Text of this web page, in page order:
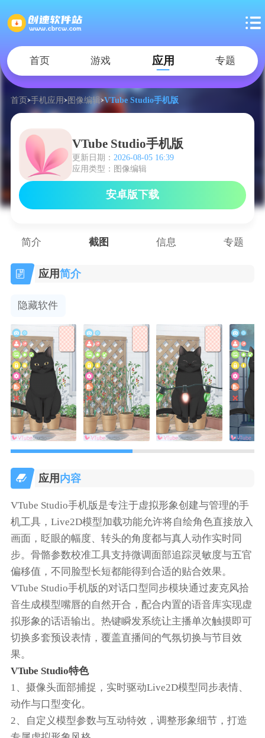
首页 游戏 应用 专题
首页 手机应用 图像编辑 VTube Studio手机版
VTube Studio手机版
更新日期： 2026-08-05 16:39
应用类型：图像编辑
安卓版下载
简介 截图 信息 专题
应用简介
隐藏软件
应用 内容
VTube Studio手机版是专注于虚拟形象创建与管理的手
机工具，Live2D模型加载功能允许将自绘角色直接放入
画面，眨眼的幅度、转头的角度都与真人动作实时同
步。骨骼参数校准工具支持微调面部追踪灵敏度与五官
偏移值，不同脸型长短都能得到合适的贴合效果。
VTube Studio手机版的对话口型同步模块通过麦克风拾
音生成模型嘴唇的自然开合，配合内置的语音库实现虚
拟形象的话语输出。热键瞬发系统让主播单次触摸即可
切换多套预设表情，覆盖直播间的气氛切换与节目效
果。
VTube Studio特色
1、摄像头面部捕捉，实时驱动Live2D模型同步表情、
动作与口型变化。
2、自定义模型参数与互动特效，调整形象细节，打造